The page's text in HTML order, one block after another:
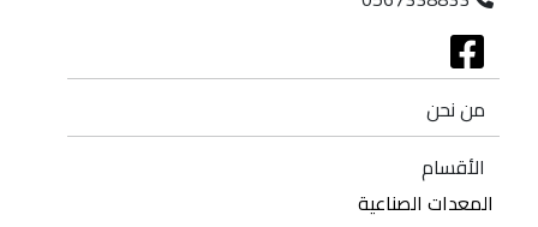
من نحن
الأقسام
المعدات الصناعية